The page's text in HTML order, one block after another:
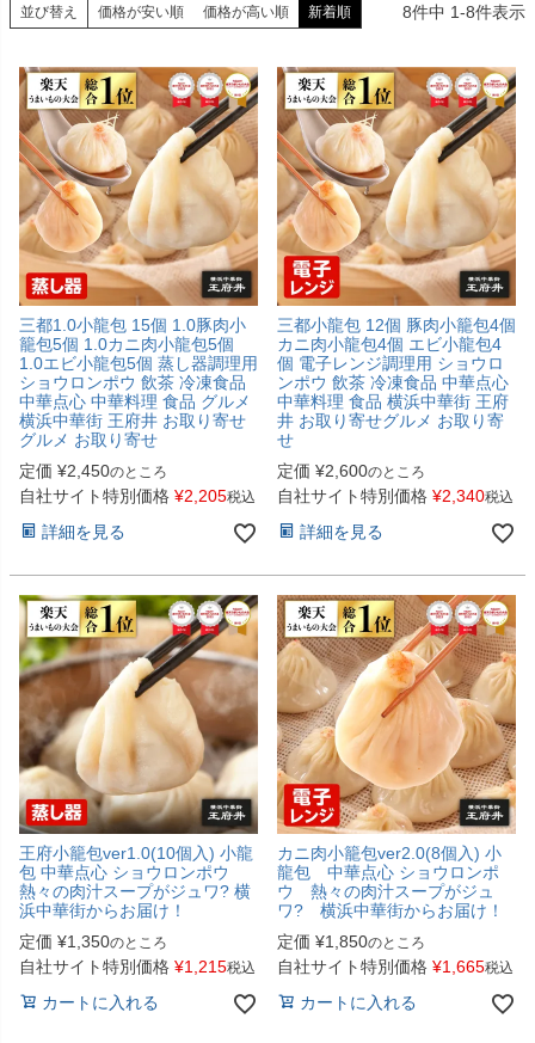
並び替え 価格が安い順 価格が高い順 新着順 8件中 1-8件表示
三都1.0小龍包 15個 1.0豚肉小
籠包5個 1.0カニ肉小龍包5個
1.0エビ小龍包5個 蒸し器調理用
ショウロンポウ 飲茶 冷凍食品
中華点心 中華料理 食品 グルメ
横浜中華街 王府井 お取り寄せ
グルメ お取り寄せ
定価 ¥2,450のところ
自社サイト特別価格 ¥2,205税込
詳細を見る
三都小龍包 12個 豚肉小籠包4個
カニ肉小龍包4個 エビ小龍包4
個 電子レンジ調理用 ショウロ
ンポウ 飲茶 冷凍食品 中華点心
中華料理 食品 横浜中華街 王府
井 お取り寄せグルメ お取り寄
せ
定価 ¥2,600のところ
自社サイト特別価格 ¥2,340税込
詳細を見る
王府小籠包ver1.0(10個入) 小龍
包 中華点心 ショウロンポウ
熱々の肉汁スープがジュワ? 横
浜中華街からお届け！
定価 ¥1,350のところ
自社サイト特別価格 ¥1,215税込
カートに入れる
カニ肉小籠包ver2.0(8個入) 小
龍包 中華点心 ショウロンポ
ウ 熱々の肉汁スープがジュ
ワ? 横浜中華街からお届け！
定価 ¥1,850のところ
自社サイト特別価格 ¥1,665税込
カートに入れる